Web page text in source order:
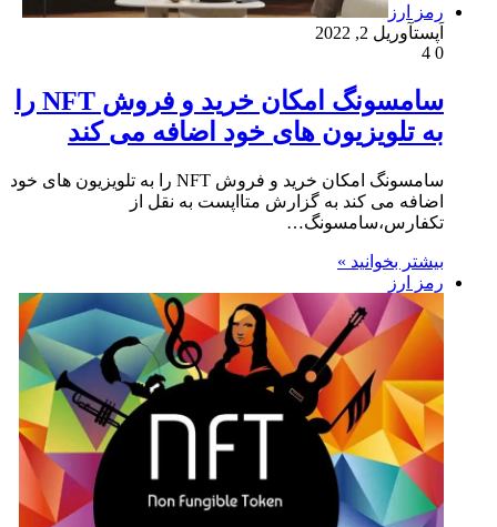
رمز ارز
اَپستآوریل 2, 2022
0
سامسونگ امکان خرید و فروش NFT را
به تلویزیون های خود اضافه می کند
سامسونگ امکان خرید و فروش NFT را به تلویزیون های خود
اضافه می کند به گزارش متااپست به نقل از
تکفارس،سامسونگ…
بیشتر بخوانید »
رمز ارز